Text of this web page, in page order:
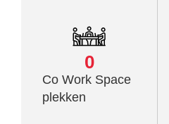
Co Work Space
plekken
0